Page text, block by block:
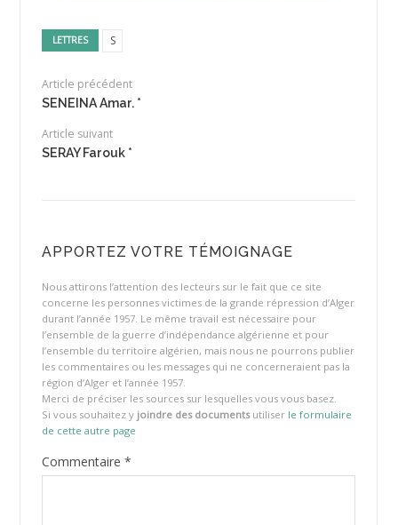
LETTRES S
Article précédent
SENEINA Amar. *
Article suivant
SERAY Farouk *
APPORTEZ VOTRE TÉMOIGNAGE
Nous attirons l’attention des lecteurs sur le fait que ce site
concerne les personnes victimes de la grande répression d’Alger
durant l’année 1957. Le même travail est nécessaire pour
l’ensemble de la guerre d’indépendance algérienne et pour
l’ensemble du territoire algérien, mais nous ne pourrons publier
les commentaires ou les messages qui ne concerneraient pas la
région d’Alger et l’année 1957.
Merci de préciser les sources sur lesquelles vous vous basez.
Si vous souhaitez y joindre des documentsutiliser le formulaire
de cette autre page
Commentaire *